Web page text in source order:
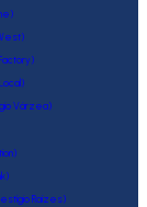
Várzea)
Raízes)